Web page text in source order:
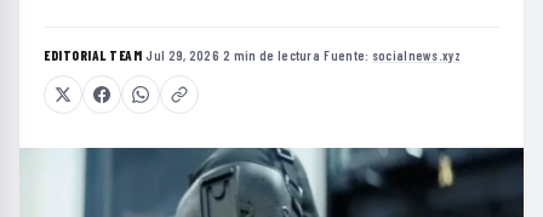
EDITORIAL TEAM·Jul 29, 2026·2 min de lectura·Fuente: socialnews.xyz